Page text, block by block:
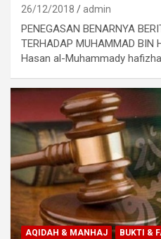
26/12/2018 admin
PENEGASAN BENARNYA
TERHADAP MUHAMMAD
Hasan al-Muhammady
AQIDAH & MANHAJ BUKTI &